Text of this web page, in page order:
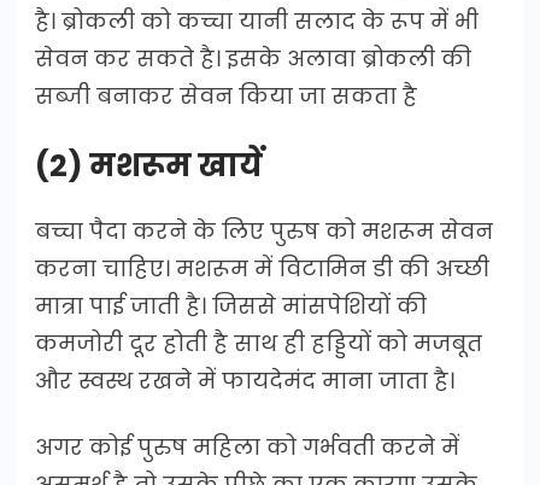
है। ब्रोकली को कच्चा यानी सलाद के रूप में भी
सेवन कर सकते है। इसके अलावा ब्रोकली की
सब्जी बनाकर सेवन किया जा सकता है
(2) मशरूम खायें
बच्चा पैदा करने के लिए पुरुष को मशरूम सेवन
करना चाहिए। मशरूम में व‍िटाम‍िन डी की अच्छी
मात्रा पाई जाती है। जिससे मांसपेश‍ियों की
कमजोरी दूर होती है साथ ही हड्ड‍ियों को मजबूत
और स्वस्थ रखने में फायदेमंद माना जाता है।
अगर कोई पुरुष महिला को गर्भवती करने में